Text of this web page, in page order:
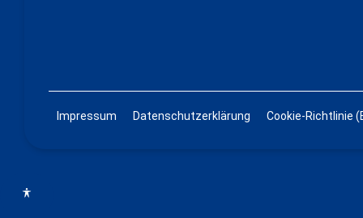
Impressum Datenschutzerklärung Cookie-Richtlinie